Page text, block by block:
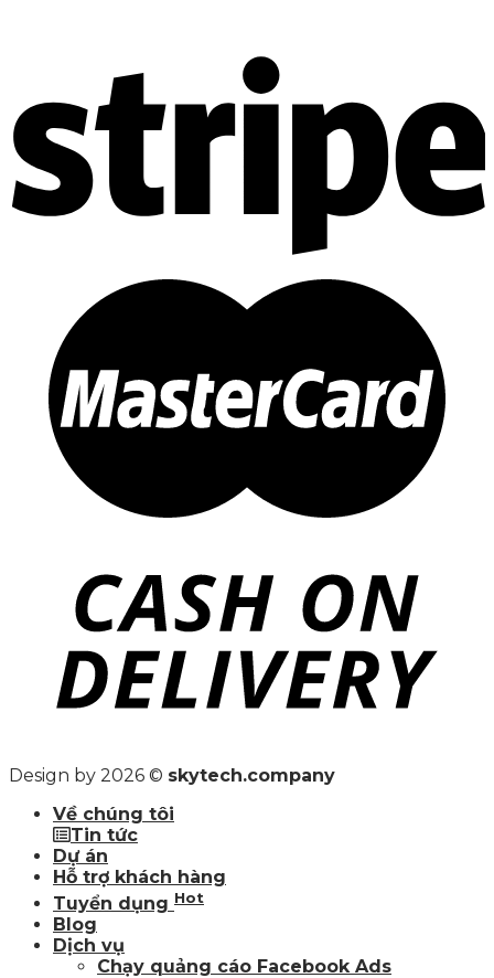
Design by 2026 © skytech.company
Về chúng tôi
Tin tức
Dự án
Hỗ trợ khách hàng
Tuyển dụng Hot
Blog
Dịch vụ
Chạy quảng cáo Facebook Ads